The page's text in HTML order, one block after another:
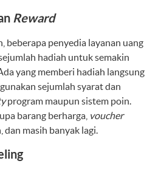
Reward
beberapa penyedia layanan uang
hadiah untuk semakin
yang memberi hadiah langsung
sejumlah syarat dan
program maupun sistem poin.
barang berharga, voucher
masih banyak lagi.